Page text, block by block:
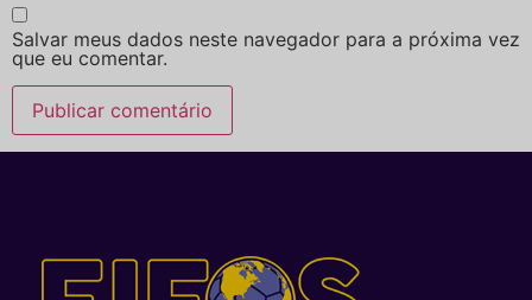
Salvar meus dados neste navegador para a próxima vez
que eu comentar.